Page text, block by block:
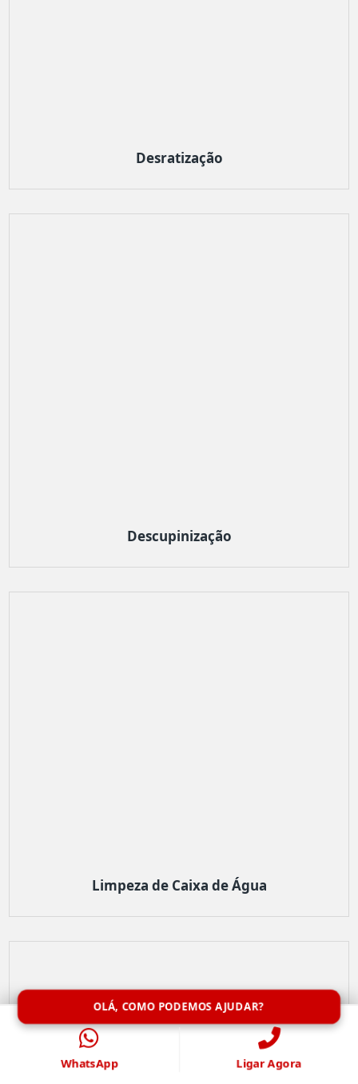
Desratização
Descupinização
Limpeza de Caixa de Água
OLÁ, COMO PODEMOS AJUDAR?
WhatsApp Ligar Agora